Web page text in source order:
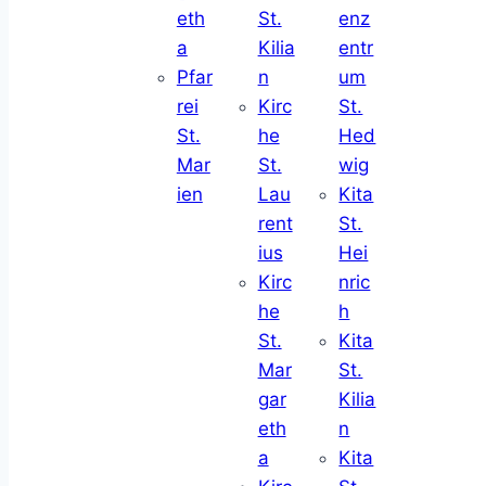
eth
a
Pfar
rei
St.
Mar
ien
St.
Kilia
n
Kirc
he
St.
Lau
rent
ius
Kirc
he
St.
Mar
gar
eth
a
enz
entr
um
St.
Hed
wig
Kita
St.
Hei
nric
h
Kita
St.
Kilia
n
Kita